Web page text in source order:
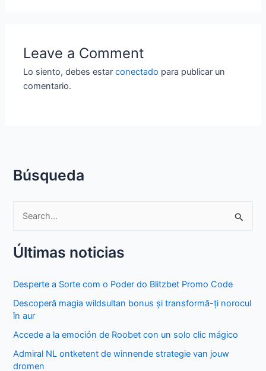
Leave a Comment
Lo siento, debes estarconectado para publicar un
comentario.
Búsqueda
a
c
h
f
o
r
Últimas noticias
Desperte a Sorte com o Poder do Blitzbet Promo Code
Descoperă magia wildsultan bonus și transformă-ți norocul
în aur
Accede a la emoción de Roobet con un solo clic mágico
Admiral NL ontketent de winnende strategie van jouw
dromen